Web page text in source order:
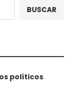
BUSCAR
políticos